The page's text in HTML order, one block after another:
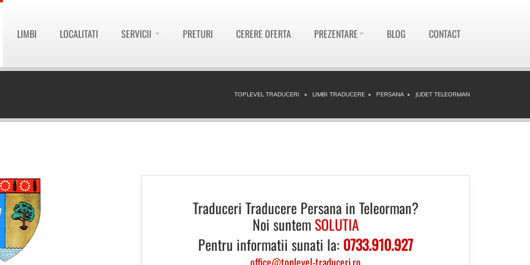
LIMBI LOCALITATI SERVICII PRETURI CERERE OFERTA PREZENTARE BLOG CONTACT
TOPLEVEL TRADUCERI LIMBI TRADUCERE PERSANA JUDET TELEORMAN
Traduceri Traducere Persana in Teleorman?
Noi suntem SOLUTIA
Pentru informatii sunati la: 0733.910.927